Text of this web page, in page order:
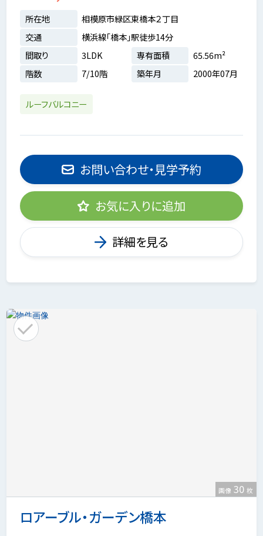
所在地
相模原市緑区東橋本２丁目
交通
横浜線「橋本」駅徒歩14分
間取り
3LDK 専有面積
65.56m²
階数
7/10階 築年月 2000年07月
ルーフバルコニー
お問い合わせ・見学予約
お気に入りに追加
詳細を見る
ロアーブル・ガーデン橋本
画像 30 枚